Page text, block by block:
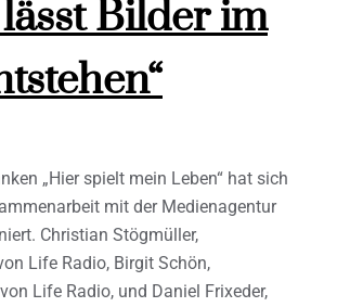
Bilder im
„Hier spielt mein Leben“ hat sich
mit der Medienagentur
Christian Stögmüller,
Life Radio, Birgit Schön,
Life Radio, und Daniel Frixeder,